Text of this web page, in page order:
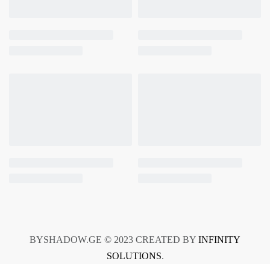
BYSHADOW.GE © 2023 CREATED BY INFINITY
SOLUTIONS.